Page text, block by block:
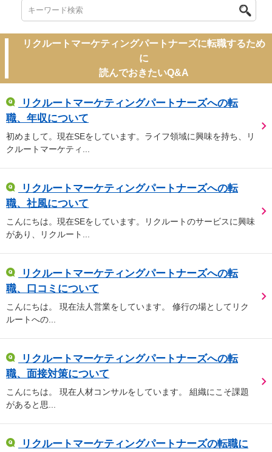
リクルートマーケティングパートナーズに転職するため
に
読んでおきたいQ&A
リクルートマーケティングパートナーズへの転
職、年収について
初めまして。現在SEをしています。ライフ領域に興味を持ち、リ
クルートマーケティ...
リクルートマーケティングパートナーズへの転
職、社風について
こんにちは。現在SEをしています。リクルートのサービスに興味
があり、リクルート...
リクルートマーケティングパートナーズへの転
職、口コミについて
こんにちは。 現在法人営業をしています。 修行の場としてリク
ルートへの...
リクルートマーケティングパートナーズへの転
職、面接対策について
こんにちは。 現在人材コンサルをしています。 組織にこそ課題
があると思...
リクルートマーケティングパートナーズの転職に